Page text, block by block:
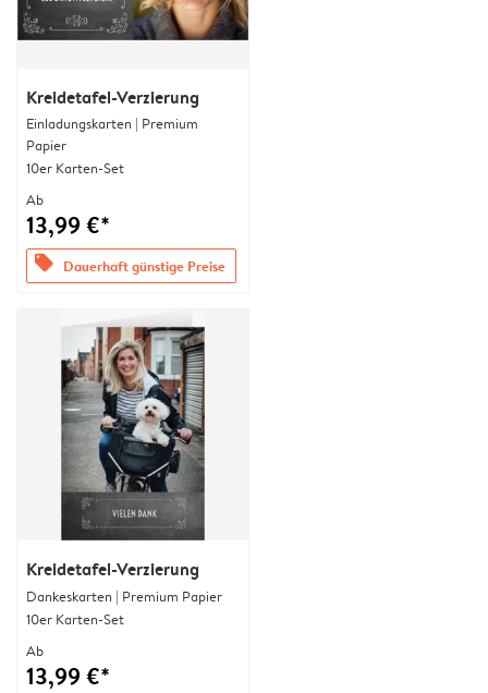
Kreidetafel-Verzierung
Einladungskarten | Premium
Papier
10er Karten-Set
Ab
13,99 €*
offers Dauerhaft günstige Preise
Kreidetafel-Verzierung
Dankeskarten | Premium Papier
10er Karten-Set
Ab
13,99 €*